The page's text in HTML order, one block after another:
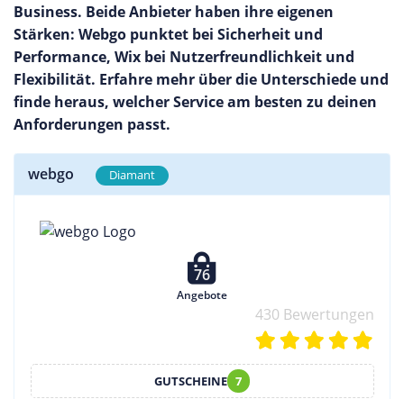
Business. Beide Anbieter haben ihre eigenen
Stärken: Webgo punktet bei Sicherheit und
Performance, Wix bei Nutzerfreundlichkeit und
Flexibilität. Erfahre mehr über die Unterschiede und
finde heraus, welcher Service am besten zu deinen
Anforderungen passt.
webgo Diamant
76
Angebote
430 Bewertungen
GUTSCHEINE 7